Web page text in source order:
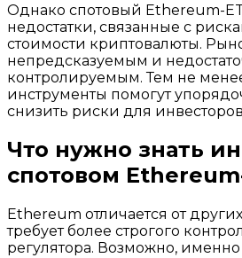
Однако спотовый Ethereum-
недостатки, связанные с
стоимости криптовалюты.
непредсказуемым и
контролируемым. Тем не
инструменты помогут
снизить риски для
Что нужно знать
спотовом
Ethereum отличается от
требует более строгого
регулятора. Возможно, именно